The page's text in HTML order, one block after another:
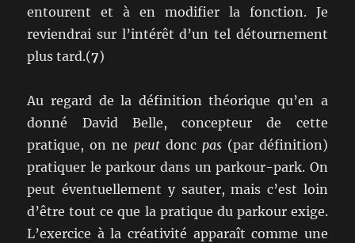
entourent et à en modifier la fonction. Je
reviendrai sur l’intérêt d’un tel détournement
plus tard.(7)
Au regard de la définition théorique qu’en a
donné David Belle, concepteur de cette
pratique, on ne peutdonc pas(par définition)
pratiquer le parkour dans un parkour-park. On
peut éventuellement y sauter, mais c’est loin
d’être tout ce que la pratique du parkour exige.
L’exercice à la créativité apparaît comme une